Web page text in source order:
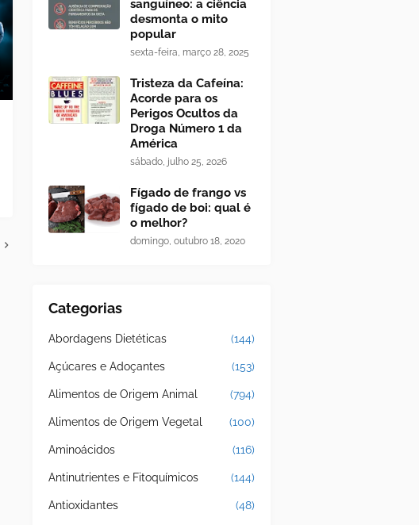
sanguíneo: a ciência
desmonta o mito
popular
sexta-feira, março 28, 2025
Tristeza da Cafeína:
Acorde para os
Perigos Ocultos da
Droga Número 1 da
América
sábado, julho 25, 2026
Fígado de frango vs
fígado de boi: qual é
o melhor?
domingo, outubro 18, 2020
Categorias
Abordagens Dietéticas (144)
Açúcares e Adoçantes (153)
Alimentos de Origem Animal (794)
Alimentos de Origem Vegetal (100)
Aminoácidos (116)
Antinutrientes e Fitoquímicos (144)
Antioxidantes (48)